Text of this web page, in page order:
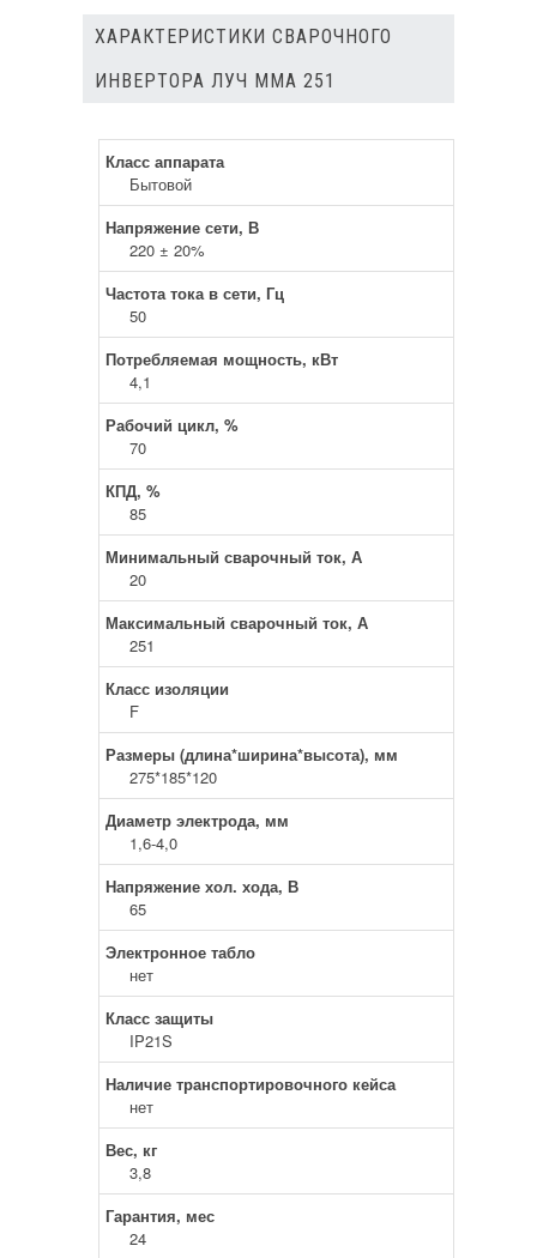
ХАРАКТЕРИСТИКИ СВАРОЧНОГО
ИНВЕРТОРА ЛУЧ ММА 251
Класс аппарата
Бытовой
Напряжение сети, В
220 ± 20%
Частота тока в сети, Гц
50
Потребляемая мощность, кВт
4,1
Рабочий цикл, %
70
КПД, %
85
Минимальный сварочный ток, А
20
Максимальный сварочный ток, А
251
Класс изоляции
F
Размеры (длина*ширина*высота), мм
275*185*120
Диаметр электрода, мм
1,6-4,0
Напряжение хол. хода, В
65
Электронное табло
нет
Класс защиты
IP21S
Наличие транспортировочного кейса
нет
Вес, кг
3,8
Гарантия, мес
24